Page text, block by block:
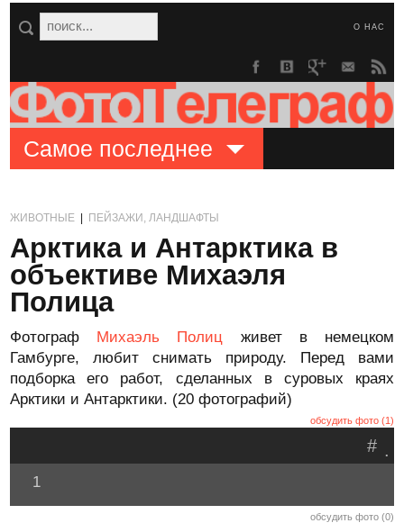
О НАС
Самое последнее
ЖИВОТНЫЕ ПЕЙЗАЖИ, ЛАНДШАФТЫ
Арктика и Антарктика в
объективе Михаэля
Полица
Фотограф Михаэль Полиц живет в немецком
Гамбурге, любит снимать природу. Перед вами
подборка его работ, сделанных в суровых краях
Арктики и Антарктики. (20 фотографий)
обсудить фото (1)
.
#
1
обсудить фото (0)